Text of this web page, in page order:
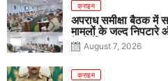
क्राइम
अपराध समीक्षा बैठक
मामलों के जल्द निपटारे
के निर्देश
August 7, 2026
क्राइम